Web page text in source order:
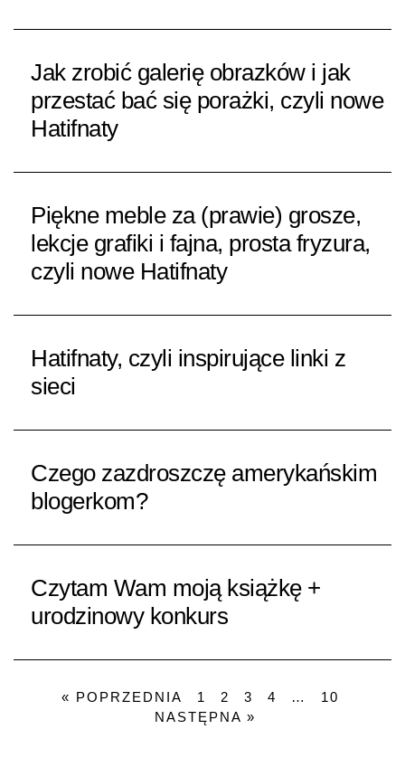
Jak zrobić galerię obrazków i jak
przestać bać się porażki, czyli nowe
Hatifnaty
Piękne meble za (prawie) grosze,
lekcje grafiki i fajna, prosta fryzura,
czyli nowe Hatifnaty
Hatifnaty, czyli inspirujące linki z
sieci
Czego zazdroszczę amerykańskim
blogerkom?
Czytam Wam moją książkę +
urodzinowy konkurs
« POPRZEDNIA 1 2 3 4 …
10
NASTĘPNA »